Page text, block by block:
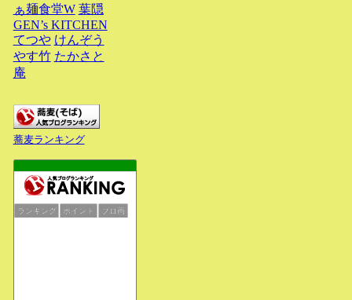
ぁ麺食堂W 葉隠
GEN’s KITCHEN
てつや けんぞう
やす竹 たかさと
庵
蕎麦ランキング
ランキング ポイント ブロ画